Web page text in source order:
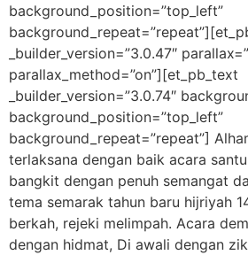
background_position=”top_left”
_builder_version=”3.0.47″
parallax_method=”on”][et_pb_text
_builder_version=”3.0.74″
background_position=”top_left”
background_repeat=”repeat”]
terlaksana dengan baik acara
bangkit dengan penuh semangat
tema semarak tahun baru hijriyah
berkah, rejeki melimpah. Acara
dengan hidmat, Di awali dengan